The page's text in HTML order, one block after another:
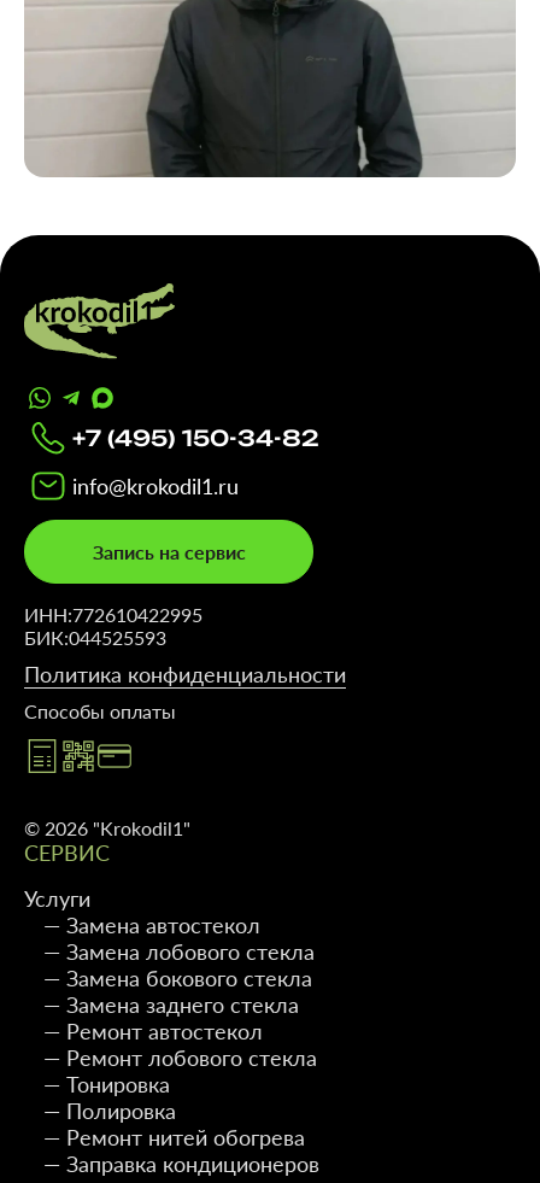
+7 (495) 150-34-82
info@krokodil1.ru
Запись на сервис
ИНН:772610422995
БИК:044525593
Политика конфиденциальности
Способы оплаты
© 2026 "Krokodil1"
СЕРВИС
Услуги
— Замена автостекол
— Замена лобового стекла
— Замена бокового стекла
— Замена заднего стекла
— Ремонт автостекол
— Ремонт лобового стекла
— Тонировка
— Полировка
— Ремонт нитей обогрева
— Заправка кондиционеров